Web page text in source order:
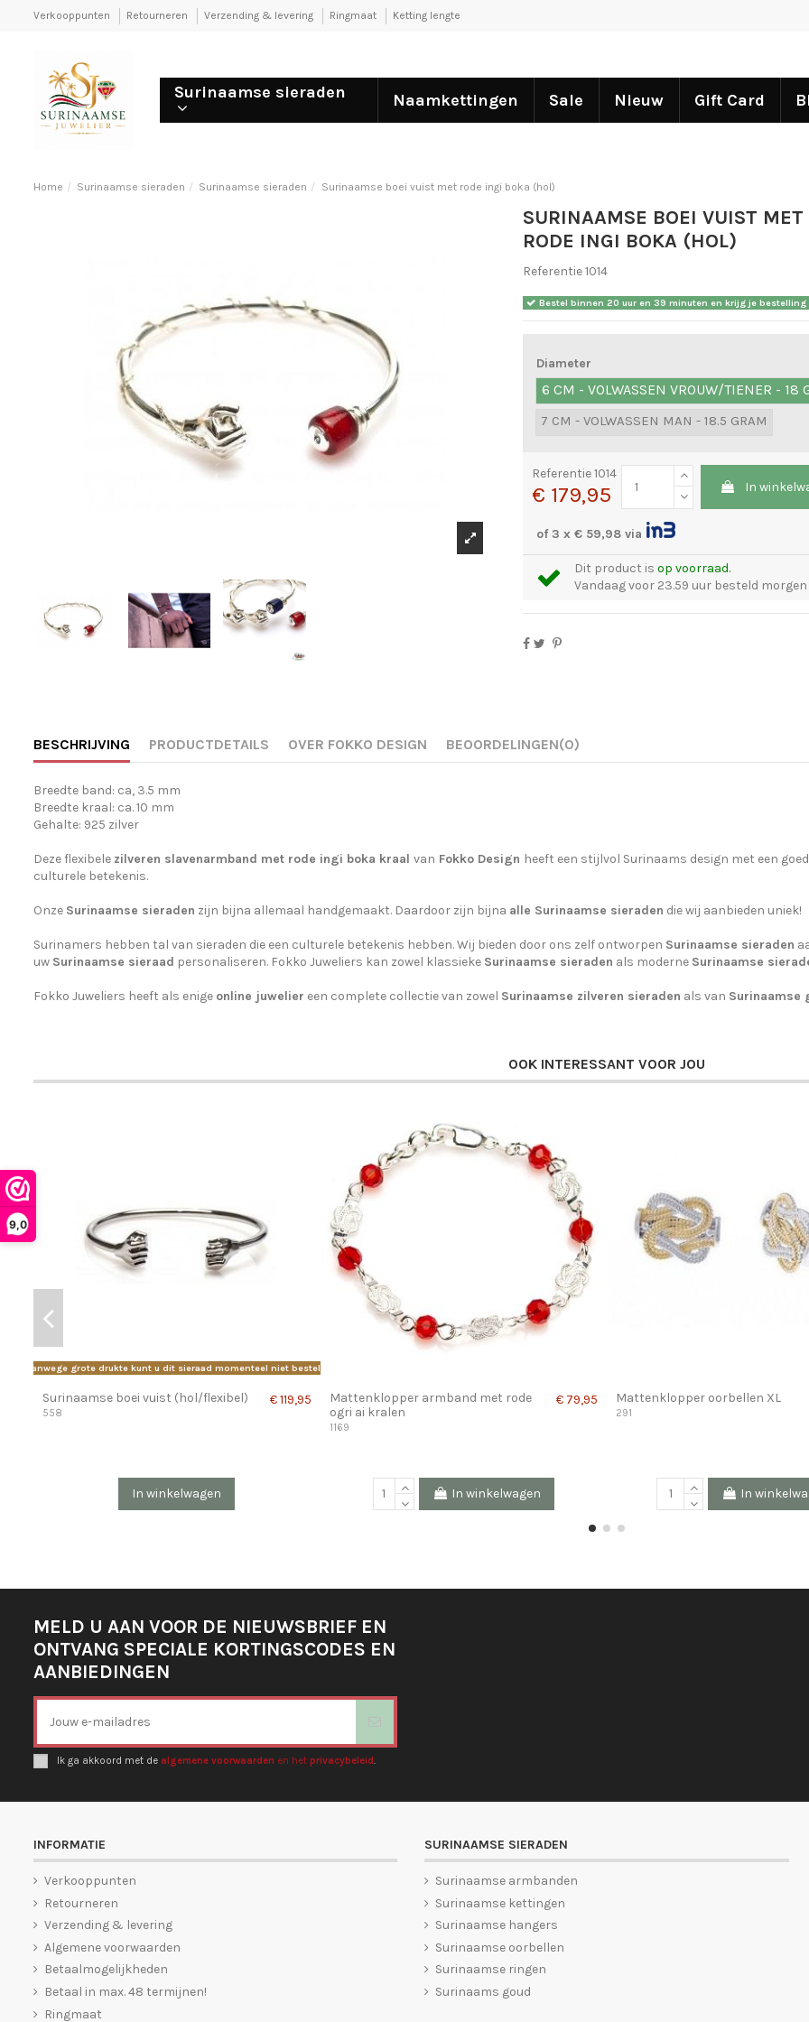
9,0
Verkooppunten Retourneren Verzending & levering Ringmaat Ketting lengte
Surinaamse sieraden Naamkettingen Sale Nieuw Gift Card
Home Surinaamse sieraden Surinaamse sieraden Surinaamse boei vuist met rode ingi boka (hol)
SURINAAMSE BOEI VUIST MET
RODE INGI BOKA (HOL)
Referentie1014
Bestel binnen 20 uur en 39 minuten en krijg je bestelling
Diameter
6 CM - VOLWASSEN VROUW/TIENER - 18
7 CM - VOLWASSEN MAN - 18.5 GRAM
Referentie 1014
€ 179,95 In
of 3 x € 59,98 via
Dit product isop voorraad.
Vandaag voor 23.59 uur besteld
BESCHRIJVING PRODUCTDETAILS OVER FOKKO DESIGN BEOORDELINGEN(0)
Breedte band: ca, 3.5 mm
Breedte kraal: ca. 10 mm
Gehalte: 925 zilver
Deze flexibele zilveren slavenarmband met rode ingi boka kraal van Fokko Design heeft een stijlvol Surinaams design met een
culturele betekenis.
Onze Surinaamse sieraden zijn bijna allemaal handgemaakt. Daardoor zijn bijna alle Surinaamse sieraden die wij aanbieden uniek!
Surinamers hebben tal van sieraden die een culturele betekenis hebben. Wij bieden door ons zelf ontworpen Surinaamse sieraden
uw Surinaamse sieraad personaliseren. Fokko Juweliers kan zowel klassieke Surinaamse sieraden als moderne Surinaamse
Fokko Juweliers heeft als enige online juwelier een complete collectie van zowel Surinaamse zilveren sieraden als van Surinaamse
OOK INTERESSANT VOOR JOU
Vanwege grote drukte kunt u dit sieraad momenteel niet bestellen.
Surinaamse boei vuist (hol/flexibel)
558
€ 119,95
In winkelwagen
Mattenklopper armband met rode
ogri ai kralen
1169
€ 79,95
In winkelwagen
Mattenklopper oorbellen XL
291
In
MELD U AAN VOOR DE NIEUWSBRIEF EN
ONTVANG SPECIALE KORTINGSCODES EN
AANBIEDINGEN
Ik ga akkoord met de algemene voorwaarden en het privacybeleid
INFORMATIE
Verkooppunten
Retourneren
Verzending & levering
Algemene voorwaarden
Betaalmogelijkheden
Betaal in max. 48 termijnen!
Ringmaat
SURINAAMSE SIERADEN
Surinaamse armbanden
Surinaamse kettingen
Surinaamse hangers
Surinaamse oorbellen
Surinaamse ringen
Surinaams goud